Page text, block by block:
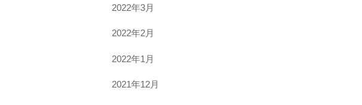
2022年3月
2022年2月
2022年1月
2021年12月